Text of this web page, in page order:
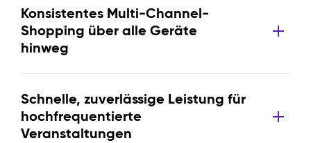
Konsistentes Multi-Channel-
Shopping über alle Geräte
hinweg
Schnelle, zuverlässige Leistung für
hochfrequentierte
Veranstaltungen